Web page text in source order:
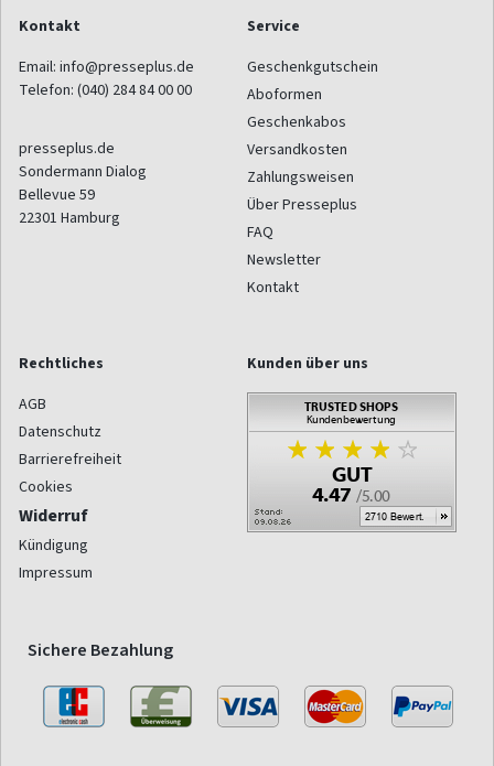
Kontakt
Email: info@presseplus.de
Telefon: (040) 284 84 00 00
presseplus.de
Sondermann Dialog
Bellevue 59
22301 Hamburg
Service
Geschenkgutschein
Aboformen
Geschenkabos
Versandkosten
Zahlungsweisen
Über Presseplus
FAQ
Newsletter
Kontakt
Rechtliches
AGB
Datenschutz
Barrierefreiheit
Cookies
Widerruf
Kündigung
Impressum
Kunden über uns
Sichere Bezahlung